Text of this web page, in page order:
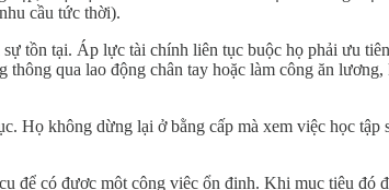
cầu tức thời).
tồn tại. Áp lực tài chính liên tục buộc họ phải ưu
qua lao động chân tay hoặc làm công ăn
Họ không dừng lại ở bằng cấp mà xem việc học
có được một công việc ổn định. Khi mục tiêu đó